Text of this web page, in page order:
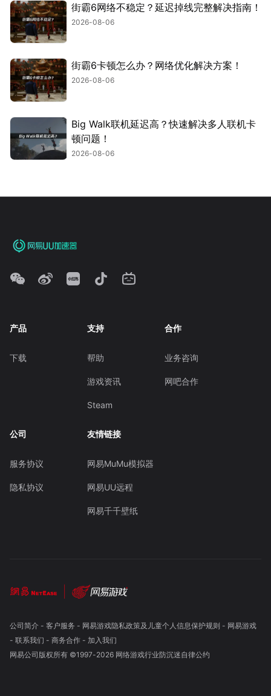
街霸6网络不稳定？延迟掉线完整解决指南！
2026-08-06
街霸6卡顿怎么办？网络优化解决方案！
2026-08-06
Big Walk联机延迟高？快速解决多人联机卡
顿问题！
2026-08-06
产品
下载
支持
帮助
游戏资讯
Steam
合作
业务咨询
网吧合作
公司
服务协议
隐私协议
友情链接
网易MuMu模拟器
网易UU远程
网易千千壁纸
公司简介- 客户服务 - 网易游戏隐私政策及儿童个人信息保护规则 - 网易游戏
- 联系我们 - 商务合作- 加入我们
网易公司版权所有 ©1997-2026 网络游戏行业防沉迷自律公约